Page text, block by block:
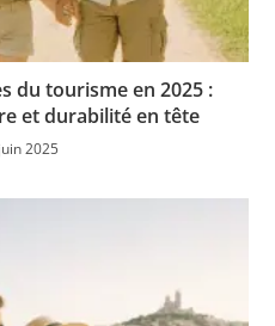
du tourisme en 2025 :
et durabilité en tête
2025